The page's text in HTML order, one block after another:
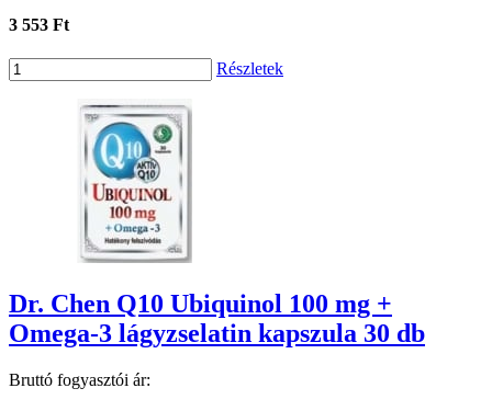
3 553 Ft
Részletek
Dr. Chen Q10 Ubiquinol 100 mg +
Omega-3 lágyzselatin kapszula 30 db
Bruttó fogyasztói ár: